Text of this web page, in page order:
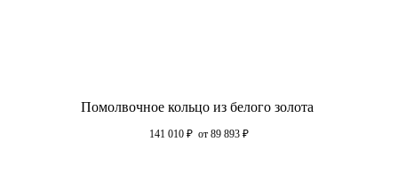
Помолвочное кольцо из белого золота
141 010 ₽ от 89 893 ₽